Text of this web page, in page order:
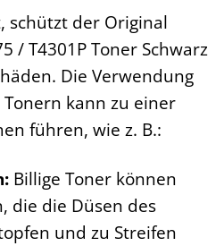
schützt der Original
/ T4301P Toner Schwarz
Die Verwendung
kann zu einer
führen, wie z. B.:
Billige Toner können
die die Düsen des
und zu Streifen